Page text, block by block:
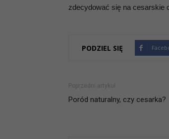
zdecydować się na cesarskie
PODZIEL SIĘ
Poprzedni artykuł
Poród naturalny, czy cesarka?